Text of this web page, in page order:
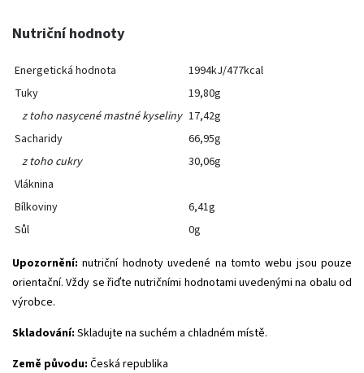
Nutriční hodnoty
Energetická hodnota
1994kJ/477kcal
Tuky
19,80g
z toho nasycené mastné kyseliny 17,42g
Sacharidy
66,95g
z toho cukry
30,06g
Vláknina
Bílkoviny
6,41g
Sůl
0g
Upozornění: nutriční hodnoty uvedené na tomto webu jsou pouze
orientační. Vždy se řiďte nutričními hodnotami uvedenými na obalu od
výrobce.
Skladování: Skladujte na suchém a chladném místě.
Země původu: Česká republika